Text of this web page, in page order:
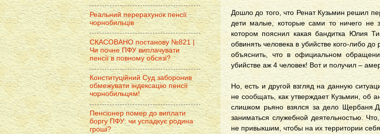
Дошло до того, что Ренат Кузьмин решил
дети малые, которые сами то ничего не
котором пояснил какая бандитка Юлия
обвинять человека в убийстве кого-либо
объяснить, что в официальном
убийстве аж 4 человек! Вот и получил –
Но, есть и другой взгляд на данную
не сообщать, как утверждает Кузьмин, об
слишком рьяно взялся за дело
заниматься служебной деятельностью.
не привыкшим, чтобы на их территории
Реальний перерахунок пенсії
чорнобильців
СКАСОВАНО постанову №821 |
Чи почне ПФУ виплачувати
пенсії в повному обсязі?
Конституційний Суд заборонив
обмежувати індексацію пенсії
чорнобильцям!
Пенсіонер помер до виплати
боргу ПФУ: чи успадкує родина
гроші?